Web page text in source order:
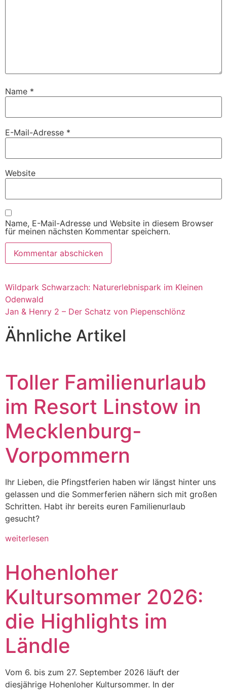
Name *
E-Mail-Adresse *
Website
Name, E-Mail-Adresse und Website in diesem Browser
für meinen nächsten Kommentar speichern.
Wildpark Schwarzach: Naturerlebnispark im Kleinen
Odenwald
Jan & Henry 2 – Der Schatz von Piepenschlönz
Ähnliche Artikel
Toller Familienurlaub
im Resort Linstow in
Mecklenburg-
Vorpommern
Ihr Lieben, die Pfingstferien haben wir längst hinter uns
gelassen und die Sommerferien nähern sich mit großen
Schritten. Habt ihr bereits euren Familienurlaub
gesucht?
weiterlesen
Hohenloher
Kultursommer 2026:
die Highlights im
Ländle
Vom 6. bis zum 27. September 2026 läuft der
diesjährige Hohenloher Kultursommer. In der